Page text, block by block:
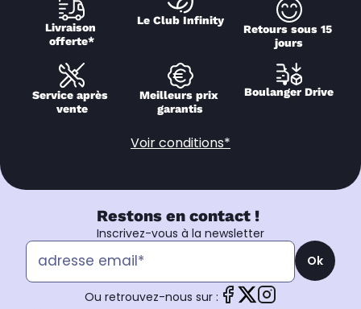
Livraison
offerte*
Le Club Infinity
Retours sous 15
jours
Service après
vente
Meilleurs prix
garantis
Boulanger Drive
Voir conditions*
Restons en contact !
Inscrivez-vous à la newsletter
Ok
Ou retrouvez-nous sur :